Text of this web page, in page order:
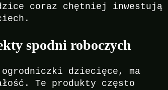
coraz chętniej inwestują
spodni roboczych
ogrodniczki dziecięce, ma
Te produkty często